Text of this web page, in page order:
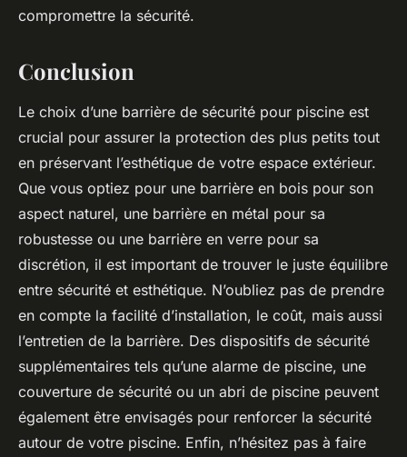
compromettre la sécurité.
Conclusion
Le choix d’une barrière de sécurité pour piscine est
crucial pour assurer la protection des plus petits tout
en préservant l’esthétique de votre espace extérieur.
Que vous optiez pour une barrière en bois pour son
aspect naturel, une barrière en métal pour sa
robustesse ou une barrière en verre pour sa
discrétion, il est important de trouver le juste équilibre
entre sécurité et esthétique. N’oubliez pas de prendre
en compte la facilité d’installation, le coût, mais aussi
l’entretien de la barrière. Des dispositifs de sécurité
supplémentaires tels qu’une alarme de piscine, une
couverture de sécurité ou un abri de piscine peuvent
également être envisagés pour renforcer la sécurité
autour de votre piscine. Enfin, n’hésitez pas à faire